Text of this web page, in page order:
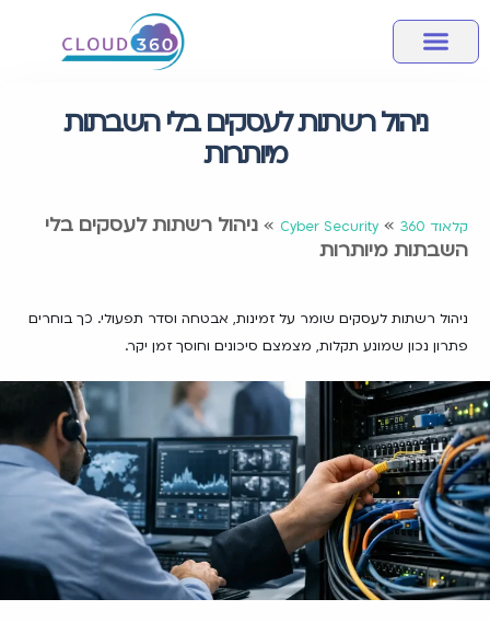
ניהול רשתות לעסקים בלי השבתות
מיותרות
קלאוד 360 »
Cyber Security
» ניהול רשתות לעסקים בלי
השבתות מיותרות
ניהול רשתות לעסקים שומר על זמינות, אבטחה וסדר תפעולי. כך בוחרים
פתרון נכון שמונע תקלות, מצמצם סיכונים וחוסך זמן יקר.